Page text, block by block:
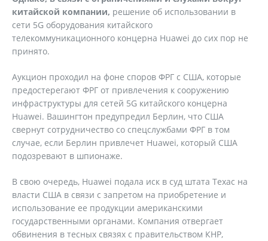
китайской компании, решение об использовании в
сети 5G оборудования китайского
телекоммуникационного концерна Huawei до сих пор не
принято.
Аукцион проходил на фоне споров ФРГ с США, которые
предостерегают ФРГ от привлечения к сооружению
инфраструктуры для сетей 5G китайского концерна
Huawei. Вашингтон предупредил Берлин, что США
свернут сотрудничество со спецслужбами ФРГ в том
случае, если Берлин привлечет Huawei, который США
подозревают в шпионаже.
В свою очередь, Huawei подала иск в суд штата Техас на
власти США в связи с запретом на приобретение и
использование ее продукции американскими
государственными органами. Компания отвергает
обвинения в тесных связях с правительством КНР,